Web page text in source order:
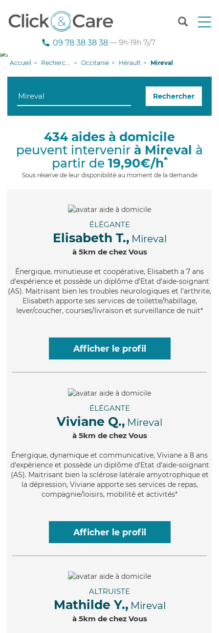
T
n
g
09 78 38 38 38 — 9h-19h 7j/7
Accueil Recherche aide à domicile Occitanie Hérault Mireval
Rechercher
434 aides à domicile
peuvent intervenir à Mireval à
partir de 19,90€/h*
Sous réserve de leur disponibilité au moment de la demande
ÉLÉGANTE
Elisabeth T., Mireval
à 5km de chez Vous
Énergique, minutieuse et coopérative, Elisabeth a 7 ans
d'expérience et possède un diplôme d'Etat d'aide-soignant
(AS). Maitrisant bien les troubles neurologiques et l'arthrite,
Elisabeth apporte ses services de toilette/habillage,
lever/coucher, courses/livraison et surveillance de nuit*
Afficher le profil
ÉLÉGANTE
Viviane Q., Mireval
à 5km de chez Vous
Énergique, dynamique et communicative, Viviane a 8 ans
d'expérience et possède un diplôme d'Etat d'aide-soignant
(AS). Maitrisant bien la sclérose latérale amyotrophique et
la dépression, Viviane apporte ses services de repas,
compagnie/loisirs, mobilité et activités*
Afficher le profil
ALTRUISTE
Mathilde Y., Mireval
à 5km de chez Vous